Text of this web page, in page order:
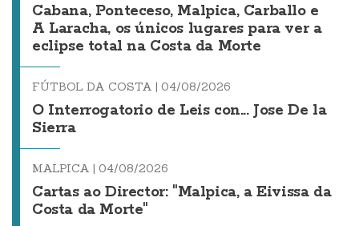
Cabana, Ponteceso, Malpica, Carballo e
A Laracha, os únicos lugares para ver a
eclipse total na Costa da Morte
FÚTBOL DA COSTA | 04/08/2026
O Interrogatorio de Leis con... Jose De la
Sierra
MALPICA | 04/08/2026
Cartas ao Director: "Malpica, a Eivissa da
Costa da Morte"